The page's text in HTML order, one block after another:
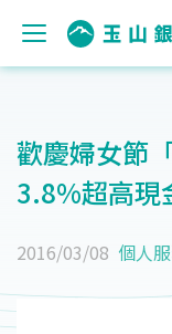
歡慶婦女節
3.8%超高現
2016/03/08 個人